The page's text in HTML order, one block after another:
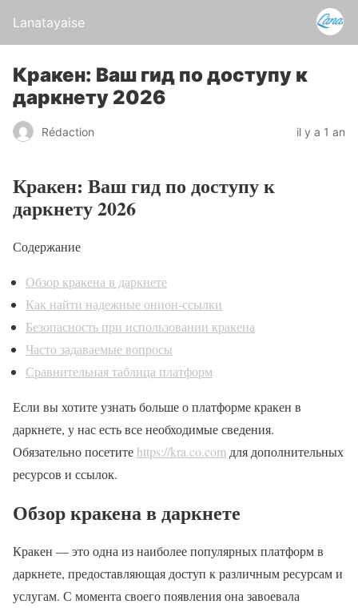
Lanatayaise
Кракен: Ваш гид по доступу к
даркнету 2026
Rédaction il y a 1 an
Кракен: Ваш гид по доступу к
даркнету 2026
Содержание
Обзор кракена в даркнете
Как найти надежные онион-ссылки
Безопасность при использовании кракена
Часто задаваемые вопросы
Сравнительная таблица платформ
Если вы хотите узнать больше о платформе кракен в
даркнете, у нас есть все необходимые сведения.
Обязательно посетите https://kra.co.com для дополнительных
ресурсов и ссылок.
Обзор кракена в даркнете
Кракен — это одна из наиболее популярных платформ в
даркнете, предоставляющая доступ к различным ресурсам и
услугам. С момента своего появления она завоевала